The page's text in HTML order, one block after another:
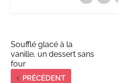
Soufflé glacé à la
vanille, un dessert sans
four
PRÉCÉDENT